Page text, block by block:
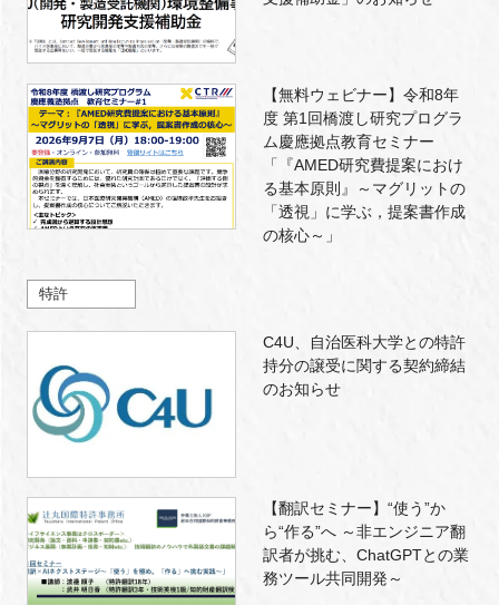
【無料ウェビナー】令和8年
度 第1回橋渡し研究プログラ
ム慶應拠点教育セミナー
「『AMED研究費提案におけ
る基本原則』～マグリットの
「透視」に学ぶ，提案書作成
の核心～」
特許
C4U、自治医科大学との特許
持分の譲受に関する契約締結
のお知らせ
【翻訳セミナー】“使う”か
ら“作る”へ ～非エンジニア翻
訳者が挑む、ChatGPTとの業
務ツール共同開発～